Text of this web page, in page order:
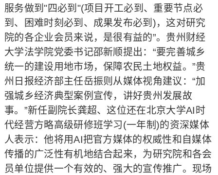
服务做到"四必到"(项目开工必到、重要节点必
到、困难时刻必到、成果发布必到)，这对研究
院的各企业会员来说，是很有益的”。贵州财经
大学法学院党委书记邵新顺提出：“要完善城乡
统一的建设用地市场，保障农民土地权益。”贵
州日报经济部主任岳振则从媒体视角建议：“加
强城乡经济典型案例宣传，讲好贵州发展故
事。”新任副院长龚超、这位还在北京大学AI时
代经营方略高级研修班学习(一年制)的资深媒体
人表示：他将用AI把官方媒体的权威性和自媒体
传播的广泛性有机地结合起来，为研究院和各会
员单位提供一个有效的、强大的宣传推广。现场